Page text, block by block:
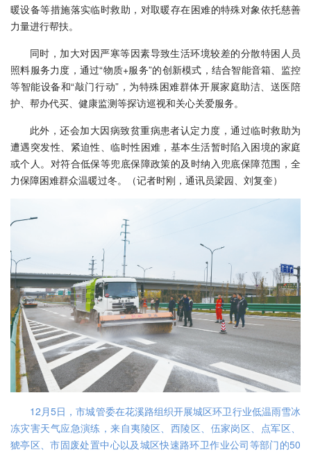
暖设备等措施落实临时救助，对取暖存在困难的特殊对象依托慈善
力量进行帮扶。
同时，加大对因严寒等因素导致生活环境较差的分散特困人员
照料服务力度，通过“物质+服务”的创新模式，结合智能音箱、监控
等智能设备和“敲门行动”，为特殊困难群体开展家庭助洁、送医陪
护、帮办代买、健康监测等探访巡视和关心关爱服务。
此外，还会加大因病致贫重病患者认定力度，通过临时救助为
遭遇突发性、紧迫性、临时性困难，基本生活暂时陷入困境的家庭
或个人。对符合低保等兜底保障政策的及时纳入兜底保障范围，全
力保障困难群众温暖过冬。
（记者时刚，通讯员梁园、刘复奎）
12月5日，市城管委在花溪路组织开展城区环卫行业低温雨雪冰
冻灾害天气应急演练，来自夷陵区、西陵区、伍家岗区、点军区、
猇亭区、市固废处置中心以及城区快速路环卫作业公司等部门的50